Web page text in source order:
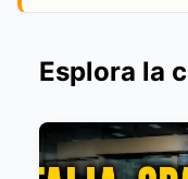
Esplora la